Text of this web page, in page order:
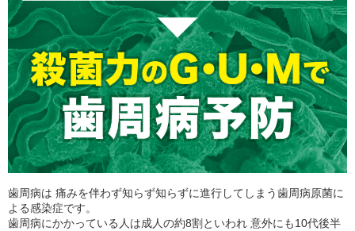
歯周病は 痛みを伴わず知らず知らずに進行してしまう歯周病原菌に
よる感染症です。
歯周病にかかっている人は成人の約8割といわれ 意外にも10代後半